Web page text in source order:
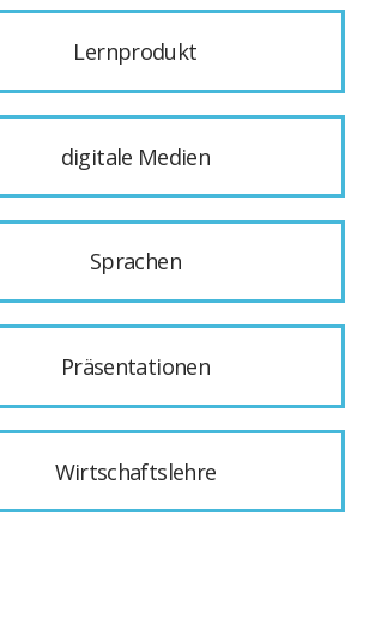
Lernprodukt
digitale Medien
Sprachen
Präsentationen
Wirtschaftslehre